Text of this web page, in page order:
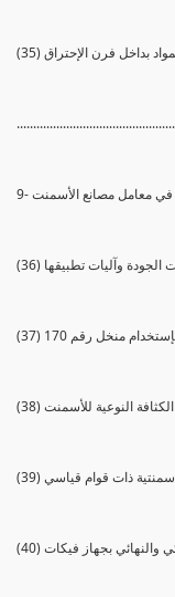
بداخل فرن الإحتراق
في معامل مصانع الأسمنت
الجودة وآليات تطبيقها
منخل رقم 170
الكثافة النوعية للأسمنت
أسمنتية ذات قوام قياسي
والنهائي بجهاز فيكات